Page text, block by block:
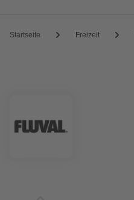
Startseite Freizeit